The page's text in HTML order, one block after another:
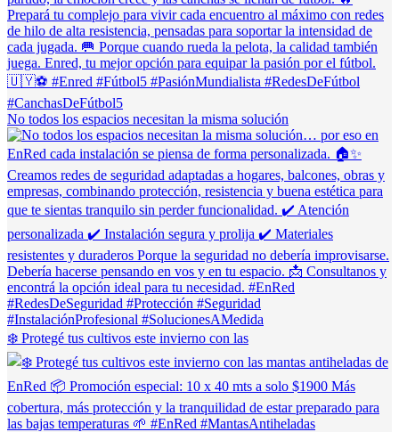
No todos los espacios necesitan la misma solución
❄️ Protegé tus cultivos este invierno con las